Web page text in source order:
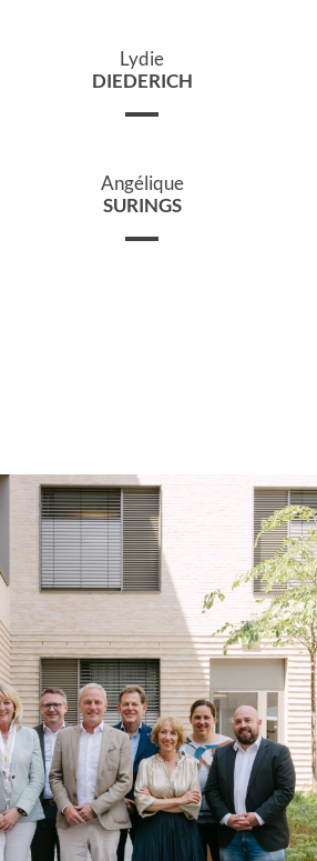
Lydie
DIEDERICH
Angélique
SURINGS